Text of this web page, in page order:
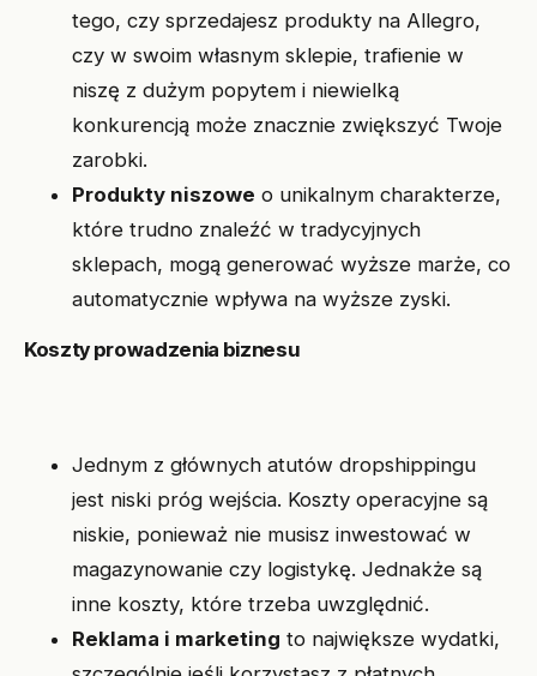
tego, czy sprzedajesz produkty na Allegro,
czy w swoim własnym sklepie, trafienie w
niszę z dużym popytem i niewielką
konkurencją może znacznie zwiększyć Twoje
zarobki.
Produkty niszowe o unikalnym charakterze,
które trudno znaleźć w tradycyjnych
sklepach, mogą generować wyższe marże, co
automatycznie wpływa na wyższe zyski.
Koszty prowadzenia biznesu
Jednym z głównych atutów dropshippingu
jest niski próg wejścia. Koszty operacyjne są
niskie, ponieważ nie musisz inwestować w
magazynowanie czy logistykę. Jednakże są
inne koszty, które trzeba uwzględnić.
Reklama i marketing to największe wydatki,